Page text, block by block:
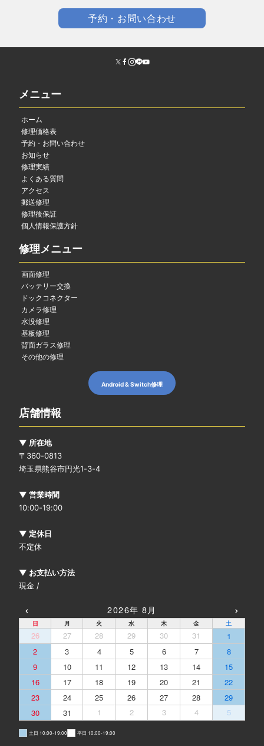
予約・お問い合わせ
メニュー
ホーム
修理価格表
予約・お問い合わせ
お知らせ
修理実績
よくある質問
アクセス
郵送修理
修理後保証
個人情報保護方針
修理メニュー
画面修理
バッテリー交換
ドックコネクター
カメラ修理
水没修理
基板修理
背面ガラス修理
その他の修理
Android & Switch修理
店舗情報
▼ 所在地
〒360-0813
埼玉県熊谷市円光1-3-4
▼ 営業時間
10:00-19:00
▼ 定休日
不定休
▼ お支払い方法
現金 /
‹ 2026年 8月 ›
日 月 火 水 木 金 土
26 27 28 29 30 31
1
2
3 4 5 6 7
8
9
10 11 12 13 14
15
16
17 18 19 20 21
22
23
24 25 26 27 28
29
30
31 1 2 3 4 5
土日 10:00-19:00 平日 10:00-19:00